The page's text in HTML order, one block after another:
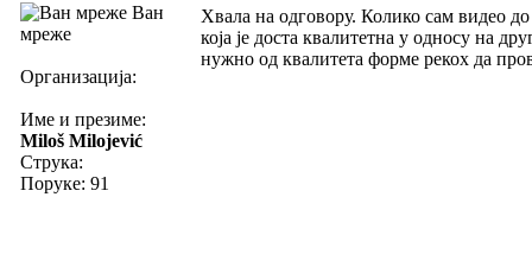
Ван
мреже
Организација:
Име и презиме:
Miloš Milojević
Струка:
Поруке: 91
Хвала на одговору. Колико сам видео
која је доста квалитетна у односу на
нужно од квалитета форме рекох да